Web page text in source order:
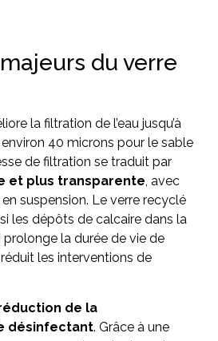
du verre
la filtration de l’eau jusqu’à
40 microns pour le sable
de filtration se traduit par
et plus transparente, avec
suspension. Le verre recyclé
les dépôts de calcaire dans la
la durée de vie de
les interventions de
de la
désinfectant. Grâce à une